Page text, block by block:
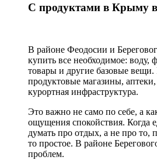
С продуктами в Крыму
В районе Феодосии и
купить все необходимое: воду,
товары и другие базовые вещи.
продуктовые магазины,
курортная инфраструктура.
Это важно не само по себе, а
ощущения спокойствия. Когда
думать про отдых, а не про то,
то простое. В районе
проблем.